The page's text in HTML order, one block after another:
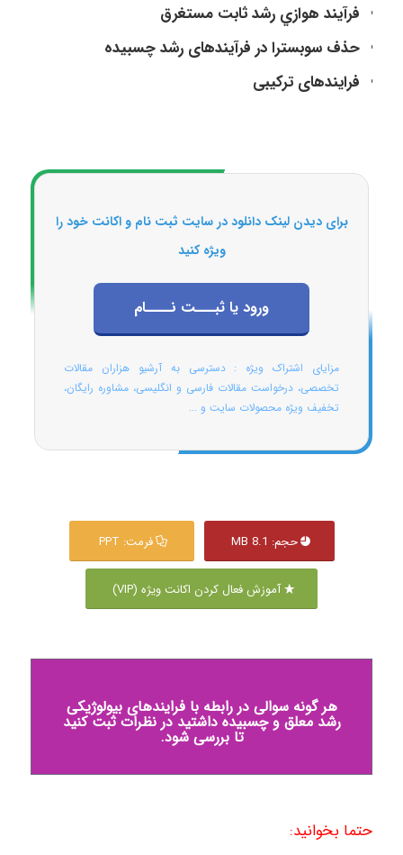
فرآيند هوازي رشد ثابت مستغرق
حذف سوبسترا در فرآيندهای رشد چسبيده
فرایندهای ترکیبی
برای دیدن لینک دانلود در سایت ثبت نام و اکانت خود را
ویژه کنید
ورود یا ثبـــت نــــام
مزایای اشتراک ویژه : دسترسی به آرشیو هزاران مقالات
تخصصی، درخواست مقالات فارسی و انگلیسی، مشاوره رایگان،
تخفیف ویژه محصولات سایت و ...
حجم: 8.1 MB فرمت: PPT
آموزش فعال کردن اکانت ویژه (VIP)
هر گونه سوالی در رابطه با فرایندهای بیولوژیکی
رشد معلق و چسبیده داشتید در نظرات ثبت کنید
تا بررسی شود.
حتما بخوانید: